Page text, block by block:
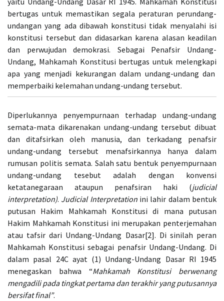
bertugas untuk memastikan segala peraturan perundang-
undangan yang ada dibawah konstitusi tidak menyalahi isi
konstitusi tersebut dan didasarkan karena alasan keadilan
dan perwujudan demokrasi. Sebagai Penafsir Undang-
Undang, Mahkamah Konstitusi bertugas untuk melengkapi
apa yang menjadi kekurangan dalam undang-undang dan
memperbaiki kelemahan undang-undang tersebut.
Diperlukannya penyempurnaan terhadap undang-undang
semata-mata dikarenakan undang-undang tersebut dibuat
dan ditafsirkan oleh manusia, dan terkadang penafsir
undang-undang tersebut menafsirkannya hanya dalam
rumusan politis semata. Salah satu bentuk penyempurnaan
undang-undang tesebut adalah dengan konvensi
ketatanegaraan ataupun penafsiran haki (judicial
interpretation). Judicial Interpretation ini lahir dalam bentuk
putusan Hakim Mahkamah Konstitusi di mana putusan
Hakim Mahkamah Konstitusi ini merupakan penterjemahan
atau tafsir dari Undang-Undang Dasar[2]. Di sinilah peran
Mahkamah Konstitusi sebagai penafsir Undang-Undang. Di
dalam pasal 24C ayat (1) Undang-Undang Dasar RI 1945
menegaskan bahwa “Mahkamah Konstitusi berwenang
mengadili pada tingkat pertama dan terakhir yang putusannya
bersifat final”.